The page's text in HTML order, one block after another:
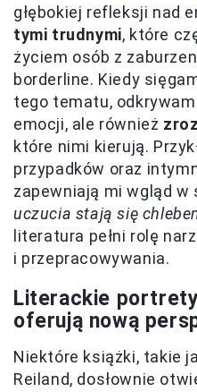
głębokiej refleksji nad
tymi trudnymi, które
życiem osób z
borderline. Kiedy
tego tematu,
emocji, ale również
które nimi kierują.
przypadków oraz
zapewniają mi wgląd
uczucia stają się
literatura pełni rolę
i przepracowywania.
Literackie
oferują nową
Niektóre książki, takie
Reiland, dosłownie